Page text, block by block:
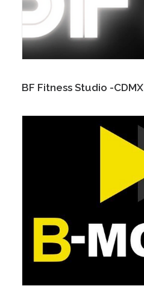
BF Fitness Studio -CDMX